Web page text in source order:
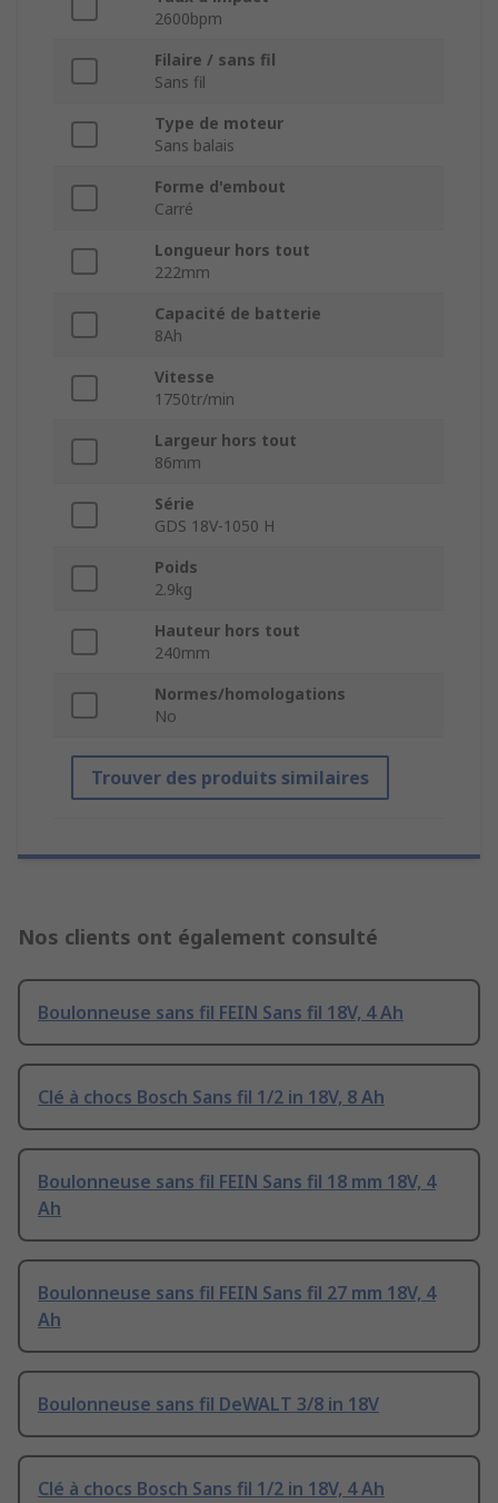
2600bpm
Filaire / sans fil
Sans fil
Type de moteur
Sans balais
Forme d'embout
Carré
Longueur hors tout
222mm
Capacité de batterie
8Ah
Vitesse
1750tr/min
Largeur hors tout
86mm
Série
GDS 18V-1050 H
Poids
2.9kg
Hauteur hors tout
240mm
Normes/homologations
No
Trouver des produits similaires
Nos clients ont également consulté
Boulonneuse sans fil FEIN Sans fil 18V, 4 Ah
Clé à chocs Bosch Sans fil 1/2 in 18V, 8 Ah
Boulonneuse sans fil FEIN Sans fil 18 mm 18V, 4
Ah
Boulonneuse sans fil FEIN Sans fil 27 mm 18V, 4
Ah
Boulonneuse sans fil DeWALT 3/8 in 18V
Clé à chocs Bosch Sans fil 1/2 in 18V, 4 Ah